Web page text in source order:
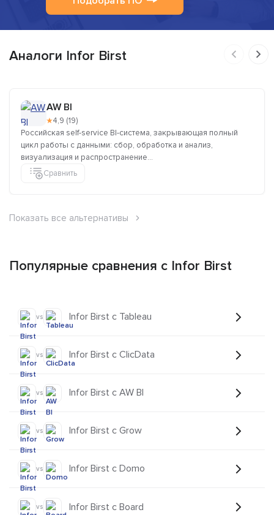
Аналоги Infor Birst
AW BI
★4,9 (19)
Российская self-service BI-система, закрывающая полный
цикл работы с данными: сбор, обработка и анализ,
визуализация и распространение...
Сравнить
Показать все альтернативы
Популярные сравнения с Infor Birst
vs Infor Birst с Tableau
vs Infor Birst с ClicData
vs Infor Birst с AW BI
vs Infor Birst с Grow
vs Infor Birst с Domo
vs Infor Birst с Board